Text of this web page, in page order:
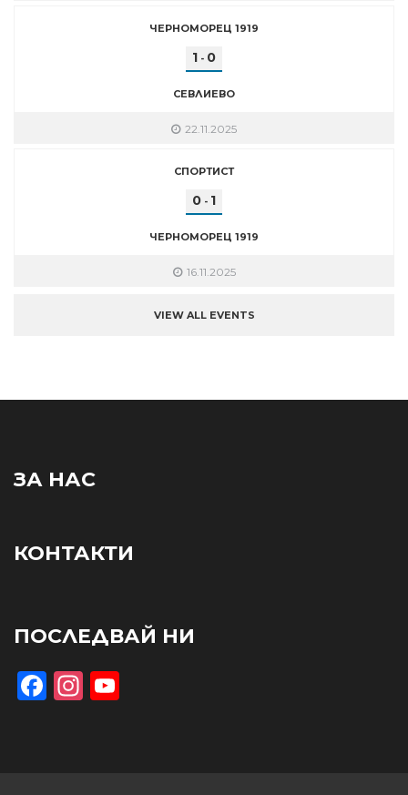
ЧЕРНОМОРЕЦ 1919
1 - 0
СЕВЛИЕВО
22.11.2025
СПОРТИСТ
0 - 1
ЧЕРНОМОРЕЦ 1919
16.11.2025
VIEW ALL EVENTS
ЗА НАС
КОНТАКТИ
ПОСЛЕДВАЙ НИ
Facebook
Instagram